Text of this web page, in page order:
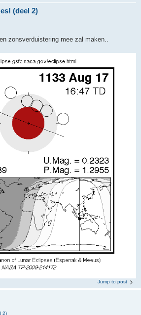
(deel 2)
zonsverduistering mee zal maken..
Jump to post
2)